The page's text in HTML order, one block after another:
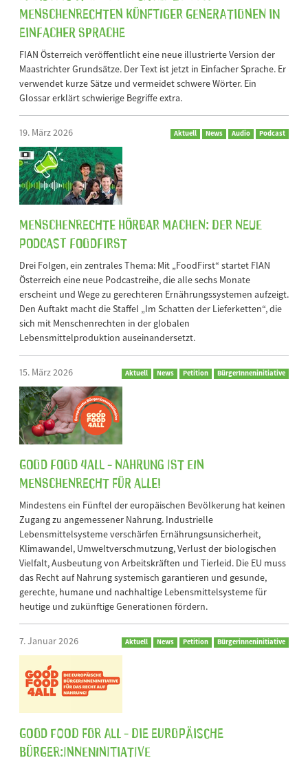
Menschenrechten künftiger Generationen in
Einfacher Sprache
FIAN Österreich veröffentlicht eine neue illustrierte Version der
Maastrichter Grundsätze. Der Text ist jetzt in Einfacher Sprache. Er
verwendet kurze Sätze und vermeidet schwere Wörter. Ein
Glossar erklärt schwierige Begriffe extra.
19. März 2026 Aktuell News Audio Podcast
Menschenrechte hörbar machen: Der neue
Podcast FoodFirst
Drei Folgen, ein zentrales Thema: Mit „FoodFirst“ startet FIAN
Österreich eine neue Podcastreihe, die alle sechs Monate
erscheint und Wege zu gerechteren Ernährungssystemen aufzeigt.
Den Auftakt macht die Staffel „Im Schatten der Lieferketten“, die
sich mit Menschenrechten in der globalen
Lebensmittelproduktion auseinandersetzt.
15. März 2026 Aktuell News Petition BürgerInneninitiative
Good Food 4All - Nahrung ist ein
Menschenrecht für alle!
Mindestens ein Fünftel der europäischen Bevölkerung hat keinen
Zugang zu angemessener Nahrung. Industrielle
Lebensmittelsysteme verschärfen Ernährungsunsicherheit,
Klimawandel, Umweltverschmutzung, Verlust der biologischen
Vielfalt, Ausbeutung von Arbeitskräften und Tierleid. Die EU muss
das Recht auf Nahrung systemisch garantieren und gesunde,
gerechte, humane und nachhaltige Lebensmittelsysteme für
heutige und zukünftige Generationen fördern.
7. Januar 2026 Aktuell News Petition Bürgerinneninitiative
GOOD FOOD FOR ALL - Die Europäische
Bürger:inneninitiative